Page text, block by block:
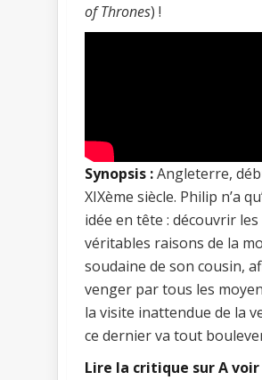
of Thrones) !
Synopsis :Angleterre,
XIXème siècle. Philip n’a
idée en tête : découvrir les
véritables raisons de la
soudaine de son cousin,
venger par tous les
la visite inattendue de la
ce dernier va tout
Lire la critique sur A